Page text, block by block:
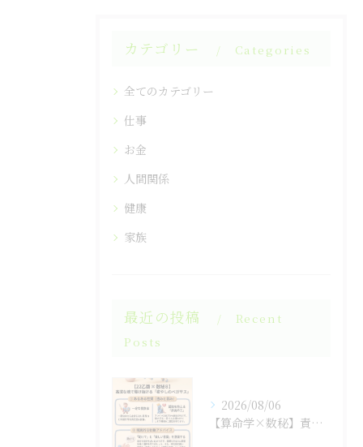
カテゴリー Categories
全てのカテゴリー
仕事
お金
人間関係
健康
家族
最近の投稿
Recent
Posts
2026/08/06
【算命学×数秘】責任感に潰されそうな「孤高の王」のあなたへ